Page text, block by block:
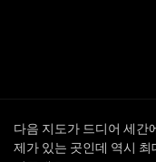
다음 지도가 드디어 세간
제가 있는 곳인데 역시